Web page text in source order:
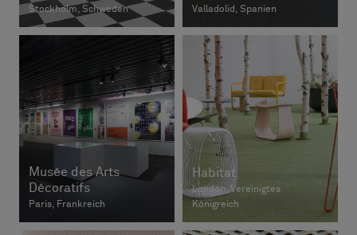
Stockholm, Schweden Valladolid, Spanien
Musée des Arts
Décoratifs
Paris, Frankreich
Habitat
London, Vereinigtes
Königreich